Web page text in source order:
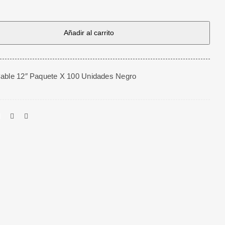
Añadir al carrito
12″ Paquete X 100 Unidades Negro